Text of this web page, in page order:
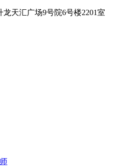
天汇广场9号院6号楼2201室